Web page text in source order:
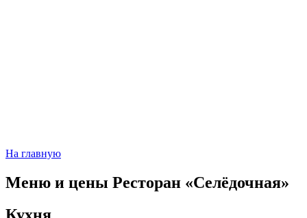
На главную
Меню и цены Ресторан «Селёдочная»